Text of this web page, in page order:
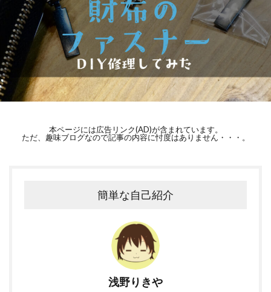
本ページには広告リンク(AD)が含まれています。
ただ、趣味ブログなので記事の内容に忖度はありません・・・。
簡単な自己紹介
浅野りきや